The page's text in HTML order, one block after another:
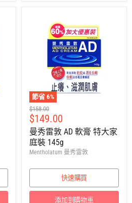
節省 6%
建
議
零
售
價
$158.00
售
價
$149.00
曼秀雷敦 AD 軟膏 特大家
庭裝 145g
Mentholatum 曼秀雷敦
快速購買
添加到購物車